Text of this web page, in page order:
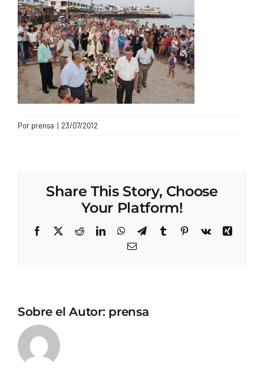
CONTACTO
Por prensa | 23/07/2012
Share This Story, Choose
Your Platform!
Facebook
X RedditLinkedInWhatsApp
TelegramTumblrPinterest
Vk
Xing
Correo
Sobre el Autor: prensa